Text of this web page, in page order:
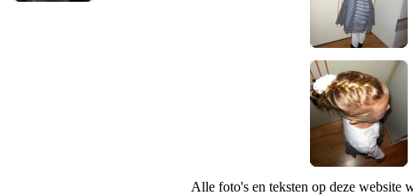
Alle foto's en teksten op deze website